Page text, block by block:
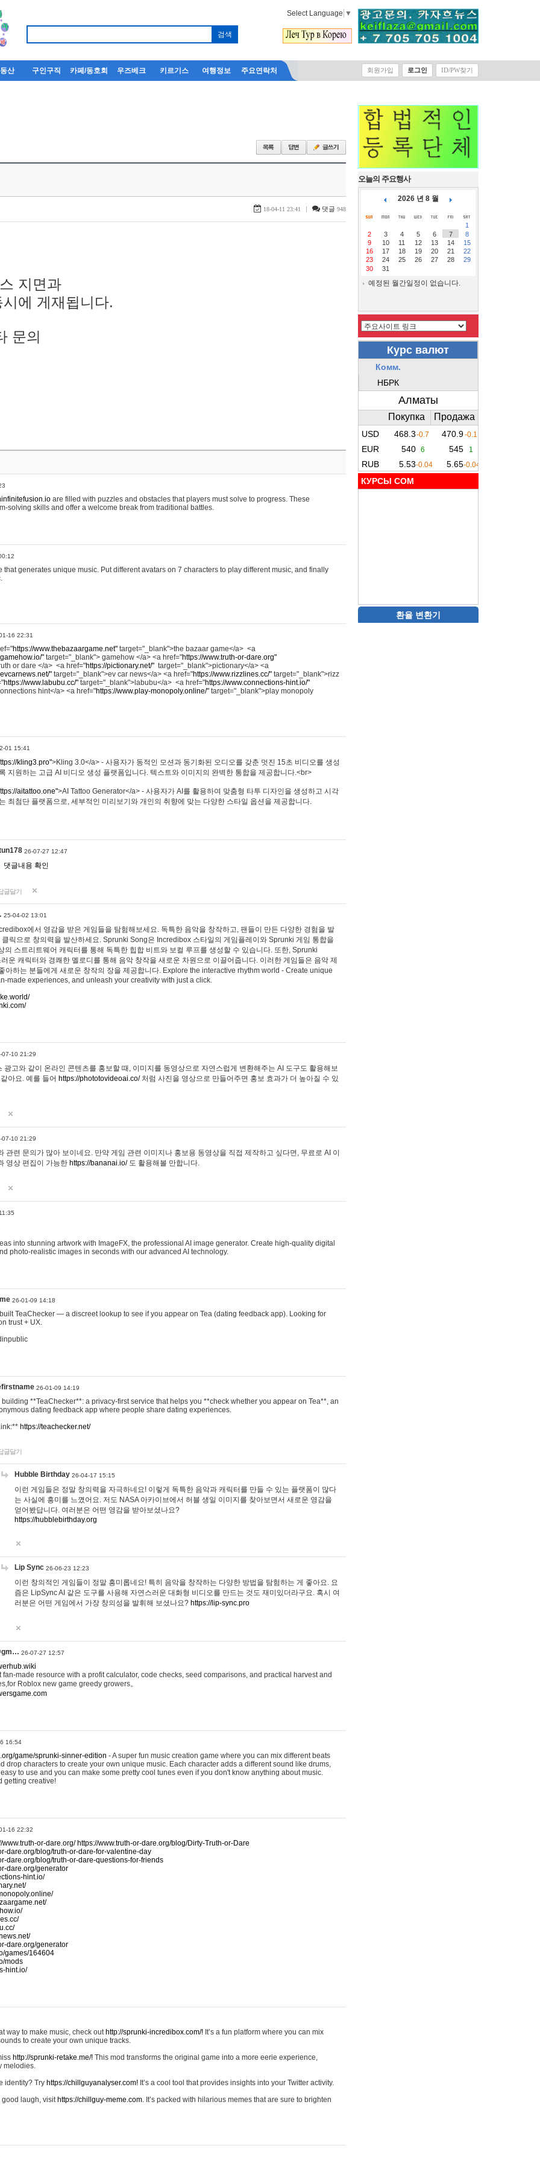
Select Language ▼
산 구인구직 카페/동호회 우즈베크 키르기스 여행정보 주요연락처 회원가입 로그인 ID/PW찾기
18-04-11 23:41 | 댓글 948
지면과
에 게재됩니다.
문의
are filled with puzzles and obstacles that players must solve to progress. These
solving skills and offer a welcome break from traditional battles.
that generates unique music. Put different avatars on 7 characters to play different music, and finally
16 22:31
https://www.thebazaargame.net" target="_blank">the bazaar game</a> <a
" target="_blank"> gamehow </a> <a href="https://www.truth-or-dare.org"
or dare </a> <a href="https://pictionary.net/" target="_blank">pictionary</a> <a
" target="_blank">ev car news</a> <a href="https://www.rizzlines.cc/" target="_blank">rizz
https://www.labubu.cc/" target="_blank">labubu</a> <a href="https://www.connections-hint.io/"
hint</a> <a href="https://www.play-monopoly.online/" target="_blank">play monopoly
01 15:41
kling3.pro">Kling 3.0</a> - 사용자가 동적인 모션과 동기화된 오디오를 갖춘 멋진 15초 비디오를 생성
지원하는 고급 AI 비디오 생성 플랫폼입니다. 텍스트와 이미지의 완벽한 통합을 제공합니다.<br>
aitattoo.one">AI Tattoo Generator</a> - 사용자가 AI를 활용하여 맞춤형 타투 디자인을 생성하고 시각
최첨단 플랫폼으로, 세부적인 미리보기와 개인의 취향에 맞는 다양한 스타일 옵션을 제공합니다.
26-07-27 12:47
댓글내용 확인
글달기
25-04-02 13:01
에서 영감을 받은 게임들을 탐험해보세요. 독특한 음악을 창작하고, 팬들이 만든 다양한 경험을 발
클릭으로 창의력을 발산하세요. Sprunki Song은 Incredibox 스타일의 게임플레이와 Sprunki 게임 통합을
의 스트리트웨어 캐릭터를 통해 독특한 힙합 비트와 보컬 루프를 생성할 수 있습니다. 또한, Sprunki
운 캐릭터와 경쾌한 멜로디를 통해 음악 창작을 새로운 차원으로 이끌어줍니다. 이러한 게임들은 음악 제
아하는 분들에게 새로운 창작의 장을 제공합니다. Explore the interactive rhythm world - Create unique
made experiences, and unleash your creativity with just a click.
07-10 21:29
광고와 같이 온라인 콘텐츠를 홍보할 때, 이미지를 동영상으로 자연스럽게 변환해주는 AI 도구도 활용해보
아요. 예를 들어 https://phototovideoai.co/처럼 사진을 영상으로 만들어주면 홍보 효과가 더 높아질 수 있
07-10 21:29
관련 문의가 많아 보이네요. 만약 게임 관련 이미지나 홍보용 동영상을 직접 제작하고 싶다면, 무료로 AI 이
영상 편집이 가능한 https://bananai.io/도 활용해볼 만합니다.
into stunning artwork with ImageFX, the professional AI image generator. Create high-quality digital
photo-realistic images in seconds with our advanced AI technology.
26-01-09 14:18
TeaChecker — a discreet lookup to see if you appear on Tea (dating feedback app). Looking for
trust + UX.
26-01-09 14:19
building **TeaChecker**: a privacy-first service that helps you **check whether you appear on Tea**, an
dating feedback app where people share dating experiences.
https://teachecker.net/
글달기
Hubble Birthday 26-04-17 15:15
이런 게임들은 정말 창의력을 자극하네요! 이렇게 독특한 음악과 캐릭터를 만들 수 있는 플랫폼이 많다
는 사실에 흥미를 느꼈어요. 저도 NASA 아카이브에서 허블 생일 이미지를 찾아보면서 새로운 영감을
얻어봤답니다. 여러분은 어떤 영감을 받아보셨나요?
https://hubblebirthday.org
Lip Sync 26-06-23 12:23
이런 창의적인 게임들이 정말 흥미롭네요! 특히 음악을 창작하는 다양한 방법을 탐험하는 게 좋아요. 요
즘은 LipSync AI 같은 도구를 사용해 자연스러운 대화형 비디오를 만드는 것도 재미있더라구요. 혹시 여
러분은 어떤 게임에서 가장 창의성을 발휘해 보셨나요? https://lip-sync.pro
26-07-27 12:57
made resource with a profit calculator, code checks, seed comparisons, and practical harvest and
Roblox new game greedy growers。
16:54
game/sprunki-sinner-edition - A super fun music creation game where you can mix different beats
drop characters to create your own unique music. Each character adds a different sound like drums,
to use and you can make some pretty cool tunes even if you don't know anything about music.
getting creative!
16 22:32
www.truth-or-dare.org/ https://www.truth-or-dare.org/blog/Dirty-Truth-or-Dare
dare.org/blog/truth-or-dare-for-valentine-day
dare.org/blog/truth-or-dare-questions-for-friends
dare.org/generator
hint.io/
dare.org/generator
games/164604
mods
hint.io/
way to make music, check out http://sprunki-incredibox.com/! It’s a fun platform where you can mix
to create your own unique tracks.
http://sprunki-retake.me/! This mod transforms the original game into a more eerie experience,
melodies.
identity? Try https://chillguyanalyser.com! It’s a cool tool that provides insights into your Twitter activity.
good laugh, visit https://chillguy-meme.com. It’s packed with hilarious memes that are sure to brighten
오늘의 주요행사
2026 년 8 월
1
2
3 4 5 6 7
8
9
10 11 12 13 14
15
16
17 18 19 20 21
22
23
24 25 26 27 28
29
30
31
예정된 월간일정이 없습니다.
КУРСЫ COM
환율 변환기